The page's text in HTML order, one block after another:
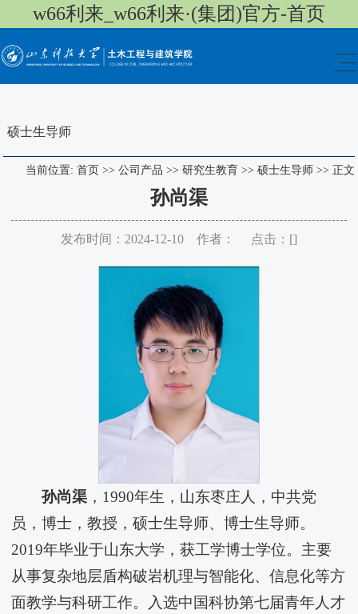
w66利来_w66利来·(集团)官方-首页
硕士生导师
当前位置: 首页 >> 公司产品 >> 研究生教育 >> 硕士生导师 >> 正文
孙尚渠
发布时间：2024-12-10 作者： 点击：[]
孙尚渠，1990年生，山东枣庄人，中共党
员，博士，教授，硕士生导师、博士生导师。
2019年毕业于山东大学，获工学博士学位。主要
从事复杂地层盾构破岩机理与智能化、信息化等方
面教学与科研工作。入选中国科协第七届青年人才